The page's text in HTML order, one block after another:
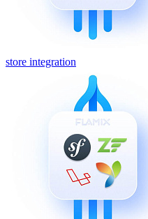
store integration